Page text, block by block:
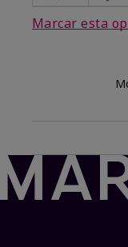
Marcar esta